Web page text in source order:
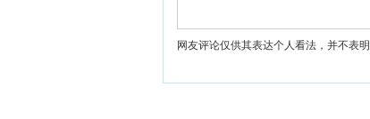
网友评论仅供其表达个人看法，并不表